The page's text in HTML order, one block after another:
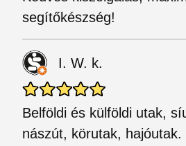
segítőkészség!
I. W. k.
Belföldi és külföldi utak,
nászút, körutak, hajóutak.